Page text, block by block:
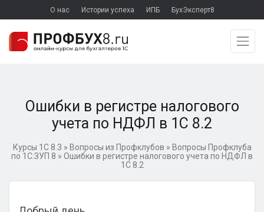
О нас Истории успеха ИПБ БухЭксперт8
Ошибки в регистре налогового
учета по НДФЛ в 1С 8.2
Курсы 1С 8.3 » Вопросы из Профклубов » Вопросы Профклуба
по 1С:ЗУП 8 » Ошибки в регистре налогового учета по НДФЛ в
1С 8.2